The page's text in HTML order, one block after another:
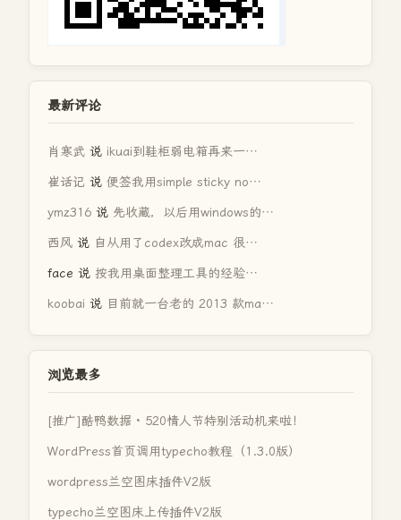
最新评论
肖寒武 说 ikuai到鞋柜弱电箱再来一…
崔话记 说 便签我用simple sticky no…
ymz316 说 先收藏，以后用windows的…
西风 说 自从用了codex改成mac 很…
face 说 按我用桌面整理工具的经验…
koobai 说 目前就一台老的 2013 款ma…
浏览最多
[推广]酷鸭数据 · 520情人节特别活动机来啦！
WordPress首页调用typecho教程（1.3.0版）
wordpress兰空图床插件V2版
typecho兰空图床上传插件V2版